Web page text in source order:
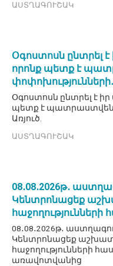
ԱՍՏՂԱԳՈՒՇԱԿ
Օգոստոսն ընտրել է
որոնք պետք է
Օգոստոսն ընտրել է իր
պետք է պատրաստվեն
Առյուծ.
ԱՍՏՂԱԳՈՒՇԱԿ
08․08․2026թ․
Կենտրոնացեք
հաջողությունների
08․08․2026թ․
Կենտրոնացեք
հաջողությունների
առավոտվանից